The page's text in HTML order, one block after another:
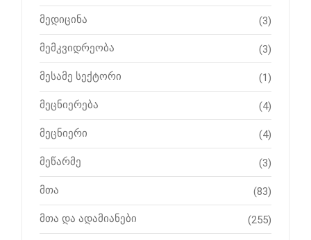
მედიცინა (3)
მემკვიდრეობა (3)
მესამე სექტორი (1)
მეცნიერება (4)
მეცნიერი (4)
მეწარმე (3)
მთა (83)
მთა და ადამიანები (255)